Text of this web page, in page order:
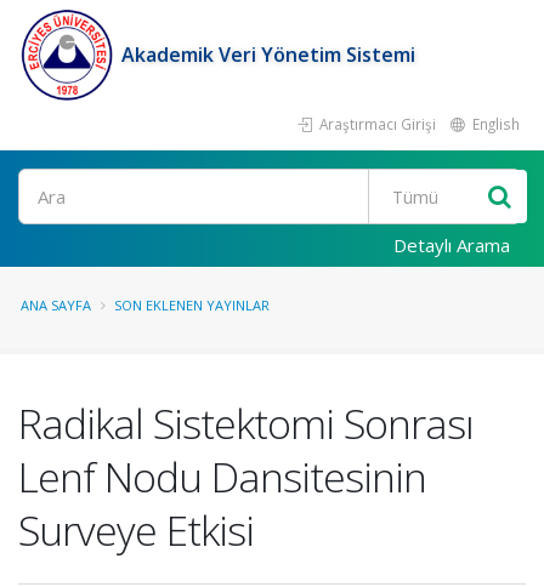
Akademik Veri Yönetim Sistemi
Araştırmacı Girişi English
Ara
Detaylı Arama
ANA SAYFA SON EKLENEN YAYINLAR
Radikal Sistektomi Sonrası
Lenf Nodu Dansitesinin
Surveye Etkisi